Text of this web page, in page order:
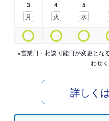
3
月
4
火
5
水
※営業日・相談可能日が変更とな
わせ
詳しく